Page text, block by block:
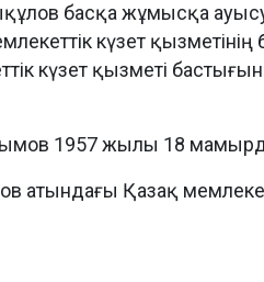
басқа жұмысқа
күзет
күзет қызметі
1957 жылы 18
Қазақ